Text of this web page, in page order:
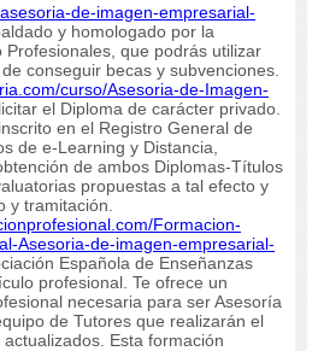
de-imagen-empresarial-
y homologado por la
Profesionales, que podrás utilizar
conseguir becas y subvenciones.
curso/Asesoria-de-Imagen-
el Diploma de carácter privado.
en el Registro General de
de e-Learning y Distancia,
de ambos Diplomas-Títulos
propuestas a tal efecto y
y tramitación.
Formacion-
Asesoria-de-imagen-empresarial-
Española de Enseñanzas
profesional. Te ofrece un
necesaria para ser Asesoría
de Tutores que realizarán el
Esta formación